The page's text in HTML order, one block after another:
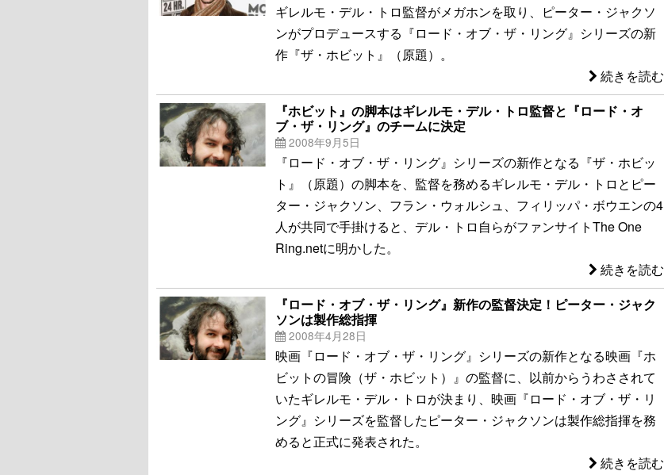
ギレルモ・デル・トロ監督がメガホンを取り、ピーター・ジャクソ
ンがプロデュースする『ロード・オブ・ザ・リング』シリーズの新
作『ザ・ホビット』（原題）。
続きを読む
『ホビット』の脚本はギレルモ・デル・トロ監督と『ロード・オ
ブ・ザ・リング』のチームに決定
2008年9月5日
『ロード・オブ・ザ・リング』シリーズの新作となる『ザ・ホビッ
ト』（原題）の脚本を、監督を務めるギレルモ・デル・トロとピー
ター・ジャクソン、フラン・ウォルシュ、フィリッパ・ボウエンの4
人が共同で手掛けると、デル・トロ自らがファンサイトThe One
Ring.netに明かした。
続きを読む
『ロード・オブ・ザ・リング』新作の監督決定！ピーター・ジャク
ソンは製作総指揮
2008年4月28日
映画『ロード・オブ・ザ・リング』シリーズの新作となる映画『ホ
ビットの冒険（ザ・ホビット）』の監督に、以前からうわさされて
いたギレルモ・デル・トロが決まり、映画『ロード・オブ・ザ・リ
ング』シリーズを監督したピーター・ジャクソンは製作総指揮を務
めると正式に発表された。
続きを読む